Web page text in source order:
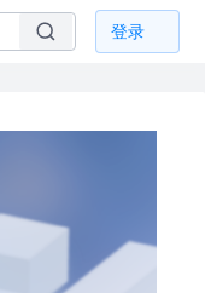
登录